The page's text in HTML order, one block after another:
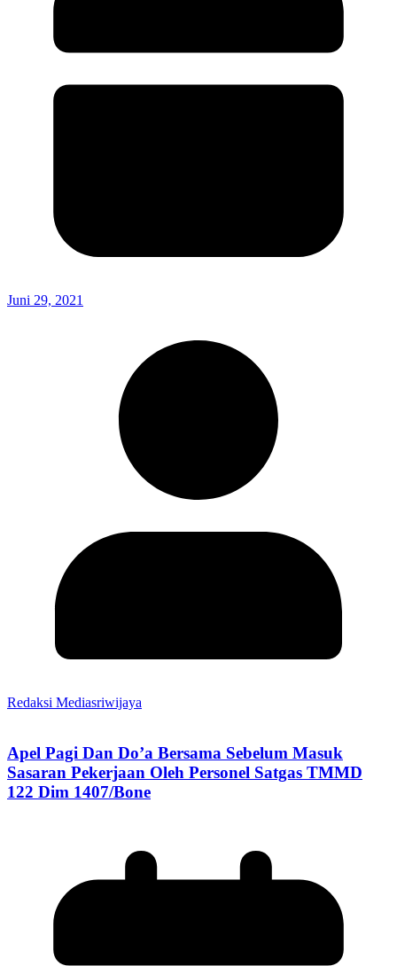
Juni 29, 2021
Redaksi Mediasriwijaya
Apel Pagi Dan Do’a Bersama Sebelum Masuk
Sasaran Pekerjaan Oleh Personel Satgas TMMD
122 Dim 1407/Bone